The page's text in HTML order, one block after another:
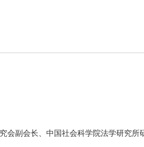
会副会长、中国社会科学院法学研究